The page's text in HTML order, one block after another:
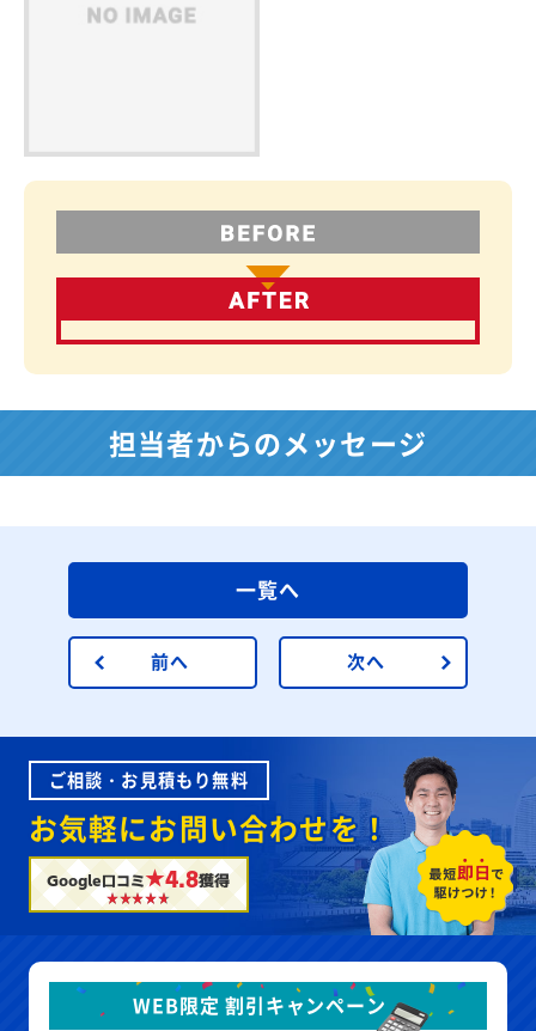
担当者からのメッセージ
前へ
一覧へ
次へ
ご相談・お見積もり無料
お気軽にお問い合わせを！
Google口コミ★4.8獲得
WEB限定 割引キャンペーン